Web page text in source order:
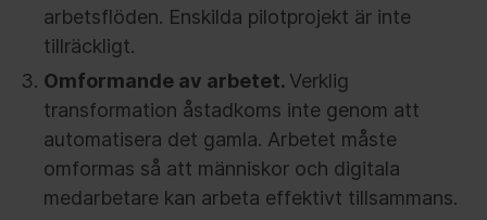
arbetsflöden. Enskilda pilotprojekt är inte
tillräckligt.
Omformande av arbetet. Verklig
transformation åstadkoms inte genom att
automatisera det gamla. Arbetet måste
omformas så att människor och digitala
medarbetare kan arbeta effektivt tillsammans.